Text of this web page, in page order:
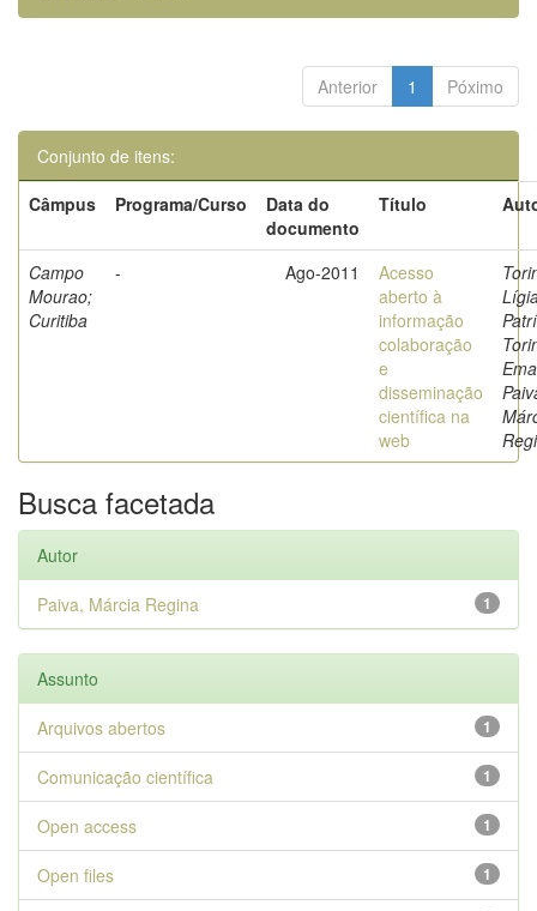
Anterior 1 Póximo
Conjunto de itens:
Câmpus
Programa/Curso
Data do
documento
Título
Campo
Mourao;
Curitiba
- Ago-2011
Acesso
aberto à
informação
colaboração
e
disseminação
científica na
web
Busca facetada
Autor
1
Paiva, Márcia Regina
Assunto
1
Arquivos abertos
1
Comunicação científica
1
Open access
1
Open files